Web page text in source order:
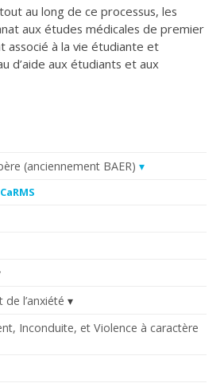
(anciennement BAER)
l’anxiété
Inconduite, et Violence à caractère
au long de ce processus, les
aux études médicales de premier
associé à la vie étudiante et
d’aide aux étudiants et aux